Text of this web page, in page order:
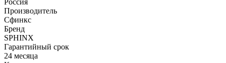
Производитель
Сфинкс
Бренд
SPHINX
Гарантийный срок
24 месяца